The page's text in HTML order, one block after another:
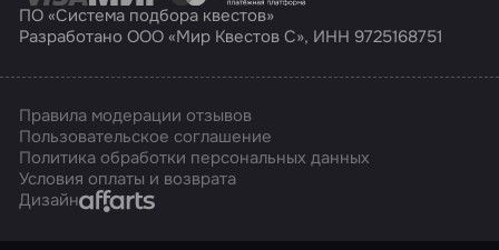
ПО «Система подбора квестов»
Разработано ООО «Мир Квестов С», ИНН 9725168751
Правила модерации отзывов
Пользовательское соглашение
Политика обработки персональных данных
Условия оплаты и возврата
ДизайнAffarts